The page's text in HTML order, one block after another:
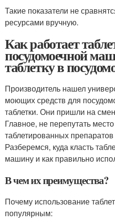
Такие показатели не
ресурсами вручную.
Как работает
посудомоечной
таблетку в
Производитель нашел
моющих средств для
таблетки. Они пришли на
Главное, не перепутать
таблетированных
Разберемся, куда класть
машину и как правильно
В чем их преимущества?
Почему использование
популярным: